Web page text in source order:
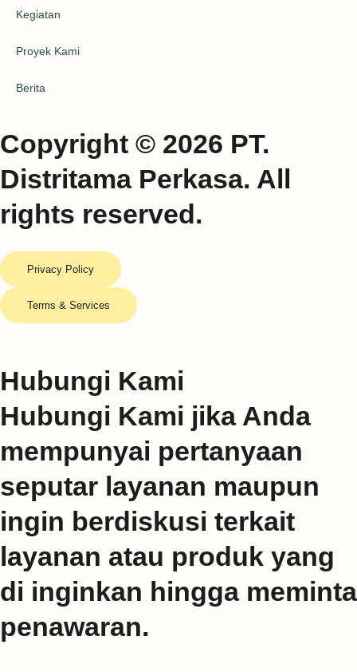
Kegiatan
Proyek Kami
Berita
Copyright © 2026 PT.
Distritama Perkasa. All
rights reserved.
Privacy Policy
Terms & Services
Hubungi Kami
Hubungi Kami jika Anda
mempunyai pertanyaan
seputar layanan maupun
ingin berdiskusi terkait
layanan atau produk yang
di inginkan hingga meminta
penawaran.